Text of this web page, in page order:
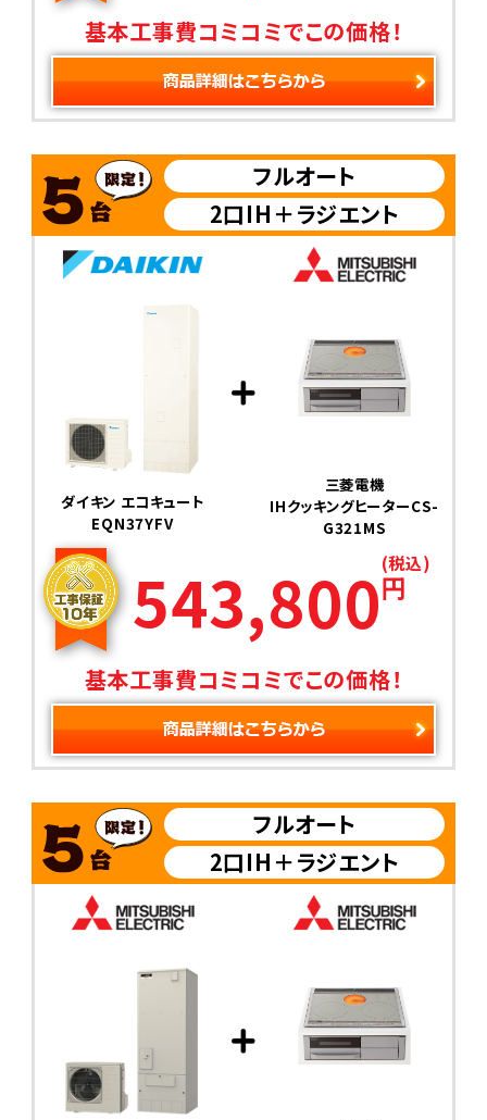
基本工事費コミコミでこの価格！
フルオート
2口IH＋ラジエント
ダイキン エコキュート
EQN37YFV
三菱電機
IHクッキングヒーターCS-
G321MS
543,800円
(税込)
基本工事費コミコミでこの価格！
フルオート
2口IH＋ラジエント